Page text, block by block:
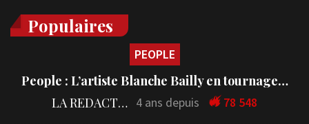
Populaires
PEOPLE
People : L’artiste Blanche Bailly en tournage…
LA REDACTION 4 ans depuis 78 548